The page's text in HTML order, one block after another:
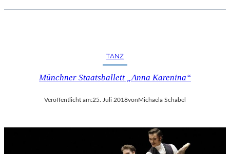
C
B
I
TANZ
Münchner Staatsballett „Anna Karenina“
Veröffentlicht am:25. Juli 2018vonMichaela Schabel